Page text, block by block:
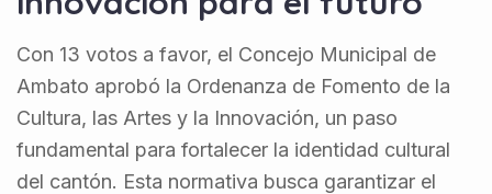
Con 13 votos a favor, el Concejo Municipal de
Ambato aprobó la Ordenanza de Fomento de la
Cultura, las Artes y la Innovación, un paso
fundamental para fortalecer la identidad cultural
del cantón. Esta normativa busca garantizar el